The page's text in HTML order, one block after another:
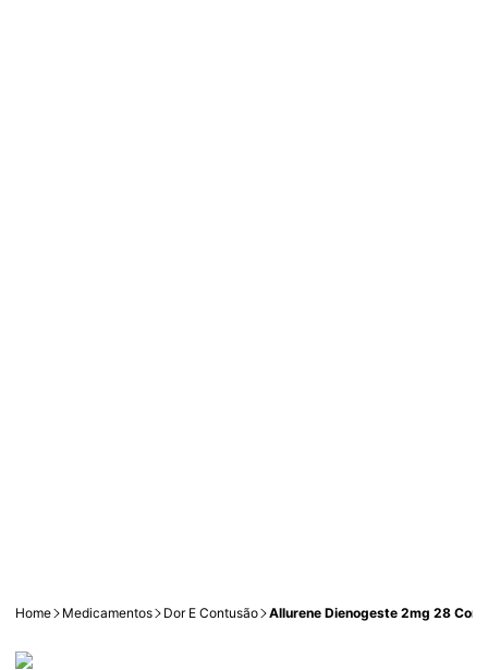
Home Medicamentos Dor E Contusão Allurene Dienogeste 2mg 28